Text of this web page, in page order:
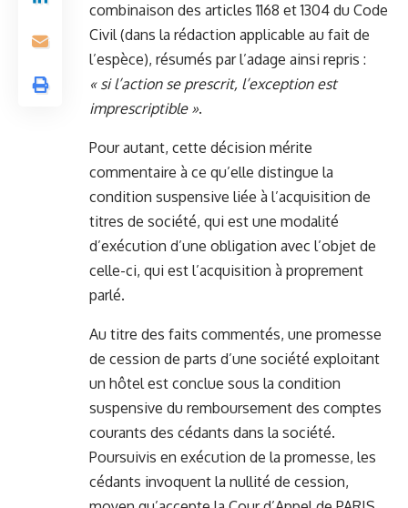
combinaison des articles 1168 et 1304 du Code
Civil (dans la rédaction applicable au fait de
l’espèce), résumés par l’adage ainsi repris :
« si l’action se prescrit, l’exception est
imprescriptible ».
Pour autant, cette décision mérite
commentaire à ce qu’elle distingue la
condition suspensive liée à l’acquisition de
titres de société, qui est une modalité
d’exécution d’une obligation avec l’objet de
celle-ci, qui est l’acquisition à proprement
parlé.
Au titre des faits commentés, une promesse
de cession de parts d’une société exploitant
un hôtel est conclue sous la condition
suspensive du remboursement des comptes
courants des cédants dans la société.
Poursuivis en exécution de la promesse, les
cédants invoquent la nullité de cession,